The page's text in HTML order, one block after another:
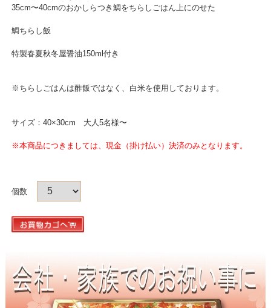
35cm〜40cmのおかしらつき鯛をちらしごはん上にのせた
鯛ちらし飯
特製春夏秋冬屋醤油150ml付き
※ちらしごはんは酢飯ではなく、白米を使用しております。
サイズ：40×30cm 大人5名様〜
※本商品につきましては、現金（掛け払い）決済のみとなります。
個数